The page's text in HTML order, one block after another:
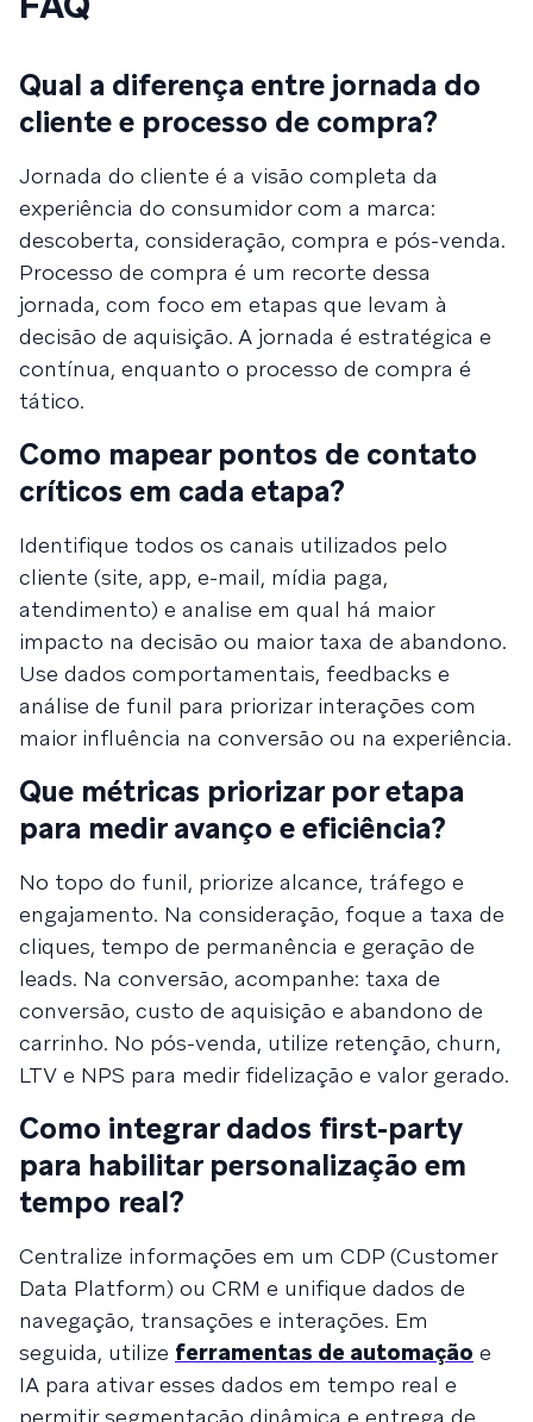
Qual a diferença entre jornada do
cliente e processo de compra?
Jornada do cliente é a visão completa da
experiência do consumidor com a marca:
descoberta, consideração, compra e pós-venda.
Processo de compra é um recorte dessa
jornada, com foco em etapas que levam à
decisão de aquisição. A jornada é estratégica e
contínua, enquanto o processo de compra é
tático.
Como mapear pontos de contato
críticos em cada etapa?
Identifique todos os canais utilizados pelo
cliente (site, app, e-mail, mídia paga,
atendimento) e analise em qual há maior
impacto na decisão ou maior taxa de abandono.
Use dados comportamentais, feedbacks e
análise de funil para priorizar interações com
maior influência na conversão ou na experiência.
Que métricas priorizar por etapa
para medir avanço e eficiência?
No topo do funil, priorize alcance, tráfego e
engajamento. Na consideração, foque a taxa de
cliques, tempo de permanência e geração de
leads. Na conversão, acompanhe: taxa de
conversão, custo de aquisição e abandono de
carrinho. No pós-venda, utilize retenção, churn,
LTV e NPS para medir fidelização e valor gerado.
Como integrar dados first-party
para habilitar personalização em
tempo real?
Centralize informações em um CDP (Customer
Data Platform) ou CRM e unifique dados de
navegação, transações e interações. Em
seguida, utilize ferramentas de automação e
IA para ativar esses dados em tempo real e